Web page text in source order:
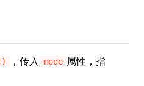
，传入 mode 属性，指